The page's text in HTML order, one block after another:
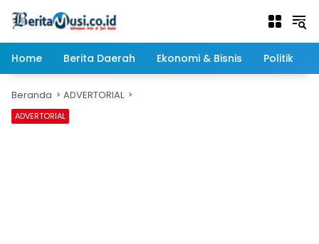
Home
Berita Daerah Ekonomi & Bisnis Politik
Beranda ADVERTORIAL
ADVERTORIAL